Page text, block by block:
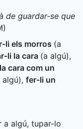
de guardar-se que
)
li els morros (a
li la cara (a algú),
cara com un
algú), fer-li un
a algú, tupar-lo